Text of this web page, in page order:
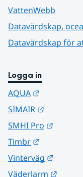
VattenWebb
Datavärdskap,
Datavärdskap för
Logga in
AQUA
SIMAIR
SMHI Pro
Timbr
Vinterväg
Väderlarm